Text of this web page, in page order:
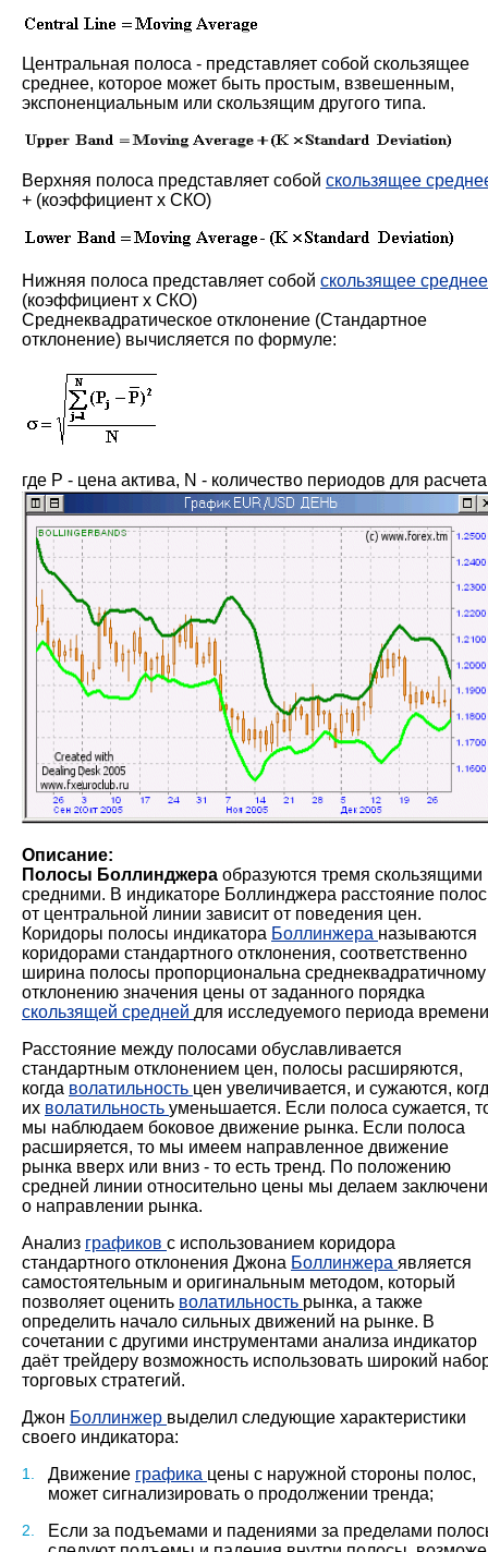
Центральная полоса - представляет собой скользящее
среднее, которое может быть простым, взвешенным,
экспоненциальным или скользящим другого типа.
Верхняя полоса представляет собой скользящее
+ (коэффициент x СКО)
Нижняя полоса представляет собой скользящее
(коэффициент x СКО)
Среднеквадратическое отклонение (Стандартное
отклонение) вычисляется по формуле:
где P - цена актива, N - количество периодов для
Описание:
Полосы Боллинджера образуются тремя скользящими
средними. В индикаторе Боллинджера расстояние полос
от центральной линии зависит от поведения цен.
Коридоры полосы индикатора Боллинжера называются
коридорами стандартного отклонения, соответственно
ширина полосы пропорциональна среднеквадратичному
отклонению значения цены от заданного порядка
скользящей средней для исследуемого периода
Расстояние между полосами обуславливается
стандартным отклонением цен, полосы расширяются,
когда волатильность цен увеличивается, и сужаются,
их волатильность уменьшается. Если полоса сужается,
мы наблюдаем боковое движение рынка. Если полоса
расширяется, то мы имеем направленное движение
рынка вверх или вниз - то есть тренд. По положению
средней линии относительно цены мы делаем
о направлении рынка.
Анализ графиков с использованием коридора
стандартного отклонения Джона Боллинжера является
самостоятельным и оригинальным методом, который
позволяет оценить волатильность рынка, а также
определить начало сильных движений на рынке. В
сочетании с другими инструментами анализа индикатор
даёт трейдеру возможность использовать широкий
торговых стратегий.
Джон Боллинжер выделил следующие характеристики
своего индикатора:
Движение графика цены с наружной стороны полос,
может сигнализировать о продолжении тренда;
Если за подъемами и падениями за пределами